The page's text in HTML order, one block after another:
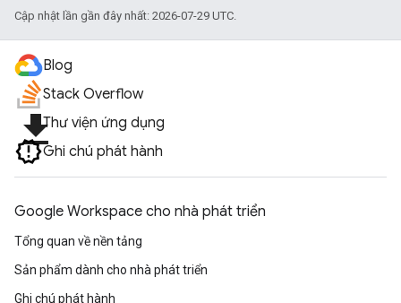
Cập nhật lần gần đây nhất: 2026-07-29 UTC.
Blog
Stack Overflow
file_downloadThư viện ứng dụng
Ghi chú phát hành
Google Workspace cho nhà phát triển
Tổng quan về nền tảng
Sản phẩm dành cho nhà phát triển
Ghi chú phát hành